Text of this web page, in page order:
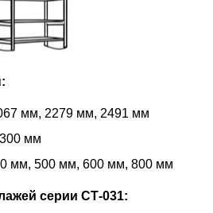
мм, 2279 мм, 2491 мм
мм
мм, 500 мм, 600 мм, 800 мм
серии СТ-031: